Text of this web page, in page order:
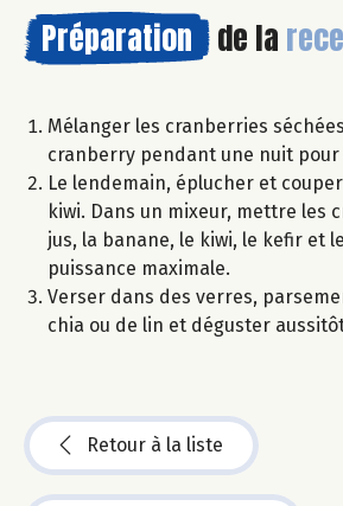
Préparation de la
Mélanger les cranberries
cranberry pendant une nuit
Le lendemain, éplucher et
kiwi. Dans un mixeur, mettre les
jus, la banane, le kiwi, le kefir et
puissance maximale.
Verser dans des verres,
chia ou de lin et déguster
Retour à la liste